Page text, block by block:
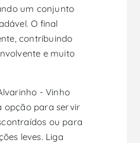
um conjunto
O final
contribuindo
e muito
- Vinho
opção para servir
ou para
leves. Liga